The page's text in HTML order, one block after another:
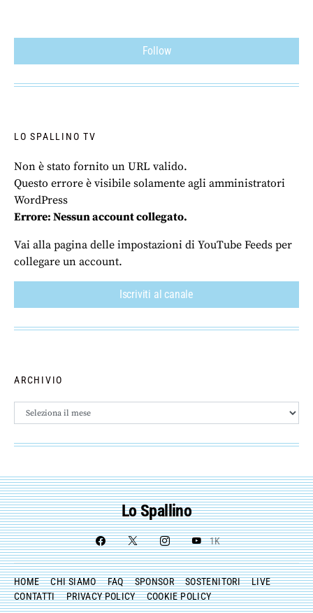
Follow
LO SPALLINO TV
Non è stato fornito un URL valido.
Questo errore è visibile solamente agli amministratori
WordPress
Errore: Nessun account collegato.
Vai alla pagina delle impostazioni di YouTube Feeds per
collegare un account.
Iscriviti al canale
ARCHIVIO
Archivio
Lo Spallino
1K
HOME CHI SIAMO FAQ SPONSOR SOSTENITORI
LIVE
CONTATTI
PRIVACY POLICY COOKIE POLICY